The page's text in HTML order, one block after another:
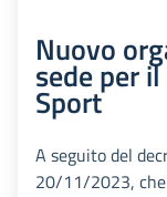
Nuovo
sede per
Sport
A seguito del
20/11/2023,